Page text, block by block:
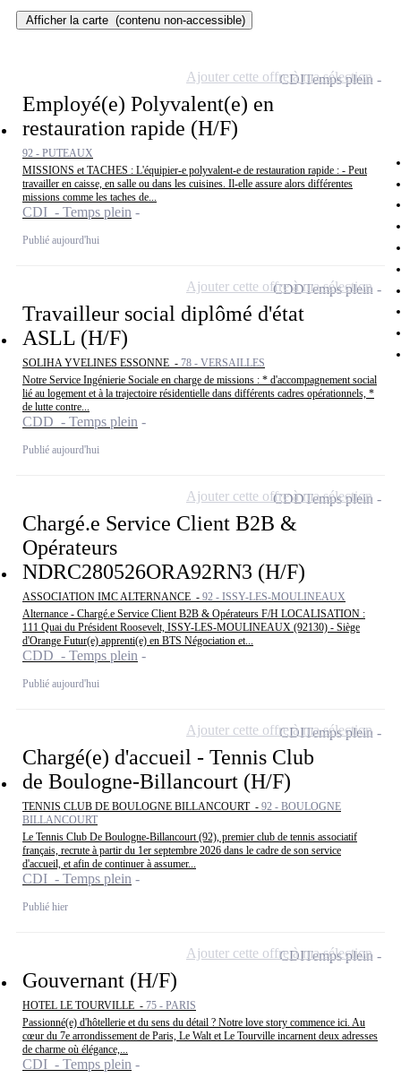
Afficher la carte (contenu non-accessible)
Employé(e) Polyvalent(e) en
restauration rapide (H/F)
92 - PUTEAUX
MISSIONS et TACHES : L'équipier-e polyvalent-e de restauration rapide : - Peut
travailler en caisse, en salle ou dans les cuisines. Il-elle assure alors différentes
missions comme les taches de...
CDI - Temps plein
Publié aujourd'hui
CDITemps plein
Ajouter cette offre à ma sélection
Travailleur social diplômé d'état
ASLL (H/F)
SOLIHA YVELINES ESSONNE - 78 - VERSAILLES
Notre Service Ingénierie Sociale en charge de missions : * d'accompagnement social
lié au logement et à la trajectoire résidentielle dans différents cadres opérationnels, *
de lutte contre...
CDD - Temps plein
Publié aujourd'hui
CDDTemps plein
Ajouter cette offre à ma sélection
Chargé.e Service Client B2B &
Opérateurs
NDRC280526ORA92RN3 (H/F)
ASSOCIATION IMC ALTERNANCE - 92 - ISSY-LES-MOULINEAUX
Alternance - Chargé.e Service Client B2B & Opérateurs F/H LOCALISATION :
111 Quai du Président Roosevelt, ISSY-LES-MOULINEAUX (92130) - Siège
d'Orange Futur(e) apprenti(e) en BTS Négociation et...
CDD - Temps plein
Publié aujourd'hui
CDDTemps plein
Ajouter cette offre à ma sélection
Chargé(e) d'accueil - Tennis Club
de Boulogne-Billancourt (H/F)
TENNIS CLUB DE BOULOGNE BILLANCOURT - 92 - BOULOGNE
BILLANCOURT
Le Tennis Club De Boulogne-Billancourt (92), premier club de tennis associatif
français, recrute à partir du 1er septembre 2026 dans le cadre de son service
d'accueil, et afin de continuer à assumer...
CDI - Temps plein
Publié hier
CDITemps plein
Ajouter cette offre à ma sélection
Gouvernant (H/F)
HOTEL LE TOURVILLE - 75 - PARIS
Passionné(e) d'hôtellerie et du sens du détail ? Notre love story commence ici. Au
cœur du 7e arrondissement de Paris, Le Walt et Le Tourville incarnent deux adresses
de charme où élégance,...
CDI - Temps plein
CDITemps plein
Ajouter cette offre à ma sélection